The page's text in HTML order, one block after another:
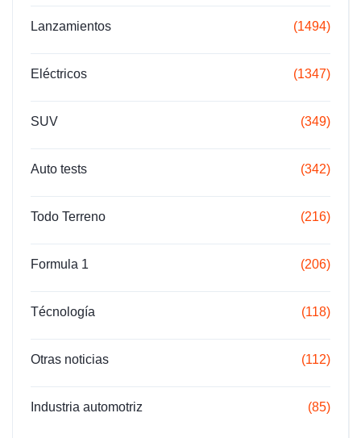
Lanzamientos (1494)
Eléctricos (1347)
SUV (349)
Auto tests (342)
Todo Terreno (216)
Formula 1 (206)
Técnología (118)
Otras noticias (112)
Industria automotriz (85)